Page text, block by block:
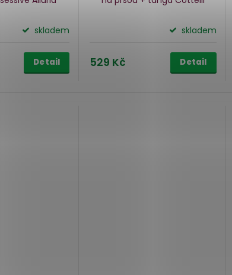
skladem
Detail
skladem
529 Kč Detail